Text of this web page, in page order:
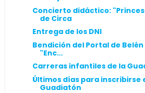
Concierto didáctico:
de Circa
Entrega de los DNI
Bendición del Portal de
"Enc...
Carreras infantiles de la
Últimos días para inscribirse
Guadiatón